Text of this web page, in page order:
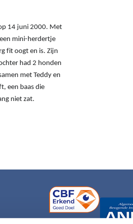
14 juni 2000. Met
mini-herdertje
fit oogt en is. Zijn
had 2 honden
met Teddy en
een baas die
niet zat.